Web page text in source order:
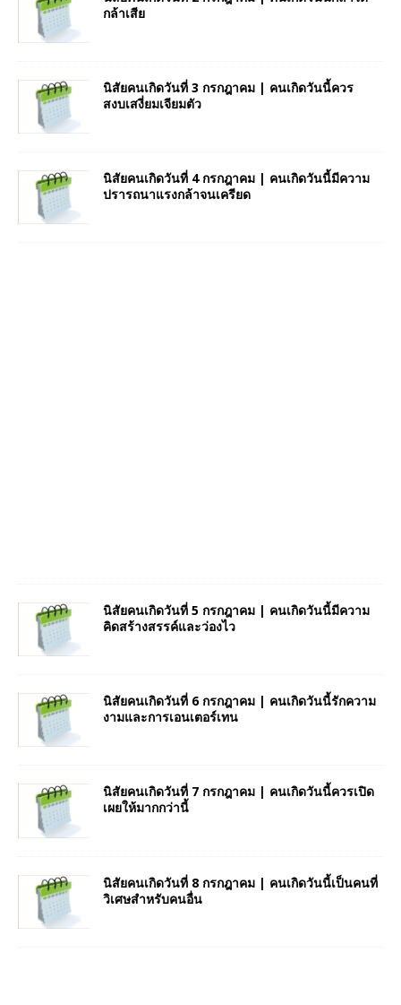
กล้าเสีย
นิสัยคนเกิดวันที่ 3 กรกฎาคม | คนเกิดวันนี้ควร
สงบเสงี่ยมเจียมตัว
นิสัยคนเกิดวันที่ 4 กรกฎาคม | คนเกิดวันนี้มีความ
ปรารถนาแรงกล้าจนเครียด
นิสัยคนเกิดวันที่ 5 กรกฎาคม | คนเกิดวันนี้มีความ
คิดสร้างสรรค์และว่องไว
นิสัยคนเกิดวันที่ 6 กรกฎาคม | คนเกิดวันนี้รักความ
งามและการเอนเตอร์เทน
นิสัยคนเกิดวันที่ 7 กรกฎาคม | คนเกิดวันนี้ควรเปิด
เผยให้มากกว่านี้
นิสัยคนเกิดวันที่ 8 กรกฎาคม | คนเกิดวันนี้เป็นคนที่
วิเศษสำหรับคนอื่น